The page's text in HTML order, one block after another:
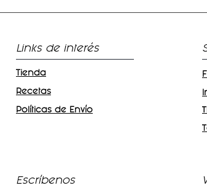
Links de interés
Tienda
Recetas
Políticas de Envío
Escríbenos